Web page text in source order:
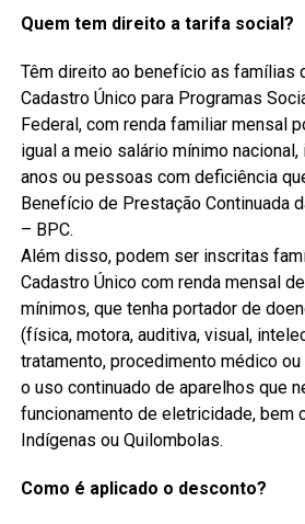
Quem tem direito a tarifa social?
Têm direito ao benefício as famílias
Cadastro Único para Programas
Federal, com renda familiar mensal
igual a meio salário mínimo
anos ou pessoas com deficiência
Benefício de Prestação Continuada
– BPC.
Além disso, podem ser inscritas
Cadastro Único com renda mensal
mínimos, que tenha portador de
(física, motora, auditiva, visual,
tratamento, procedimento médico
o uso continuado de aparelhos que
funcionamento de eletricidade, bem
Indígenas ou Quilombolas.
Como é aplicado o desconto?